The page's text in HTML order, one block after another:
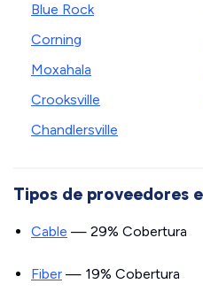
Blue Rock
Corning
Moxahala
Crooksville
Chandlersville
Tipos de proveedores
Cable — 29% Cobertura
Fiber — 19% Cobertura